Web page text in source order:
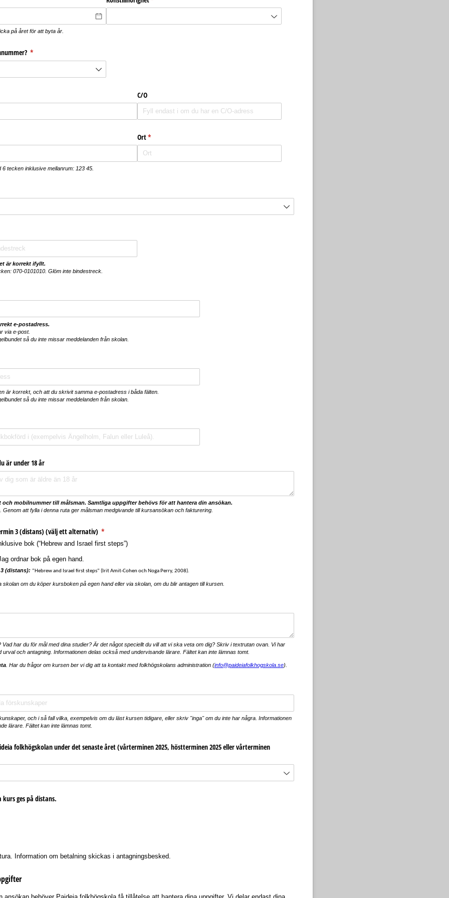
på året för att byta år.
*
(krävs)
C/​O
tecken inklusive mellanrum: 123 45.
Ort*
(krävs)
är korrekt ifyllt.
070-0101010. Glöm inte bindestreck.
e-postadress.
via e-post.
så du inte missar meddelanden från skolan.
är korrekt, och att du skrivit samma e-postadress i båda fälten.
så du inte missar meddelanden från skolan.
är under 18 år
och mobilnummer till målsman. Samtliga uppgifter behövs för att hantera din ansökan.
att fylla i denna ruta ger målsman medgivande till kursansökan och fakturering.
3 (distans) (välj ett alternativ) *
(krävs)
bok (“Hebrew and Israel first steps”)
ordnar bok på egen hand.
(distans): “Hebrew and Israel first steps” (Irit Amit-Cohen och Noga Perry, 2008).
skolan om du köper kursboken på egen hand eller via skolan, om du blir antagen till kursen.
har du för mål med dina studier? Är det något speciellt du vill att vi ska veta om dig? Skriv i textrutan ovan. Vi har
urval och antagning. Informationen delas också med undervisande lärare. Fältet kan inte lämnas tomt.
. Har du frågor om kursen ber vi dig att ta kontakt med folkhögskolans administration (info@paideiafolkhogskola.se).
och i så fall vilka, exempelvis om du läst kursen tidigare, eller skriv "inga" om du inte har några. Informationen
lärare. Fältet kan inte lämnas tomt.
folkhögskolan under det senaste året (vårterminen 2025, höstterminen 2025 eller vårterminen
ges på distans.
Information om betalning skickas i antagningsbesked.